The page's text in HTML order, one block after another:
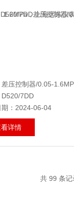
7DD
期：2024-06-04
详情
共 99 条